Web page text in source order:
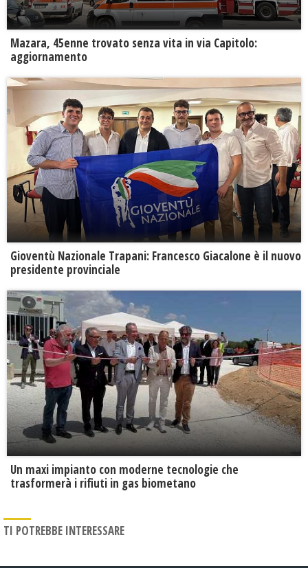
Mazara, 45enne trovato senza vita in via Capitolo:
aggiornamento
Gioventù Nazionale Trapani: Francesco Giacalone è il nuovo
presidente provinciale
Un maxi impianto con moderne tecnologie che
trasformerà i rifiuti in gas biometano
TI POTREBBE INTERESSARE